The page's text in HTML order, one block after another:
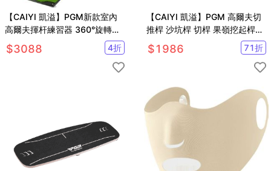
【CAIYI 凱溢】PGM新款室內
高爾夫揮杆練習器 360°旋轉訓
練器 可調高度支架
$3088 4折
【CAIYI 凱溢】PGM 高爾夫切
推桿 沙坑桿 切桿 果嶺挖起桿43
度 35度
$1986 71折